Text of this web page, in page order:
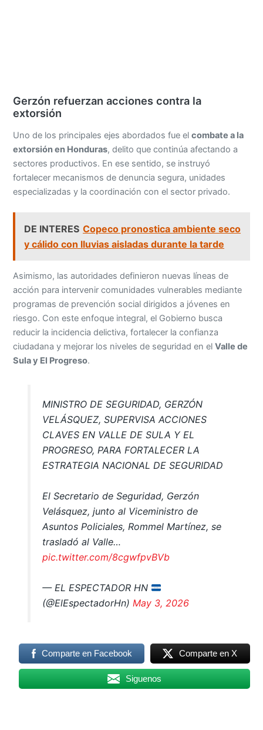
Gerzón refuerzan acciones contra la
extorsión
Uno de los principales ejes abordados fue elcombate a la
extorsión en Honduras, delito que continúa afectando a
sectores productivos. En ese sentido, se instruyó
fortalecer mecanismos de denuncia segura, unidades
especializadas y la coordinación con el sector privado.
DE INTERES Copeco pronostica ambiente seco
y cálido con lluvias aisladas durante la tarde
Asimismo, las autoridades definieron nuevas líneas de
acción para intervenir comunidades vulnerables mediante
programas de prevención social dirigidos a jóvenes en
riesgo. Con este enfoque integral, el Gobierno busca
reducir la incidencia delictiva, fortalecer la confianza
ciudadana y mejorar los niveles de seguridad en elValle de
Sula y El Progreso.
MINISTRO DE SEGURIDAD, GERZÓN
VELÁSQUEZ, SUPERVISA ACCIONES
CLAVES EN VALLE DE SULA Y EL
PROGRESO, PARA FORTALECER LA
ESTRATEGIA NACIONAL DE SEGURIDAD
El Secretario de Seguridad, Gerzón
Velásquez, junto al Viceministro de
Asuntos Policiales, Rommel Martínez, se
trasladó al Valle…
pic.twitter.com/8cgwfpvBVb
— EL ESPECTADOR HN
(@ElEspectadorHn) May 3, 2026
Comparte en Facebook Comparte en X
Siguenos